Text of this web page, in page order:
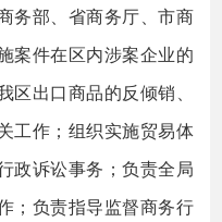
务部、省商务厅、市商
案件在区内涉案企业的
出口商品的反倾销、
工作；组织实施贸易体
政诉讼事务；负责全局
；负责指导监督商务行